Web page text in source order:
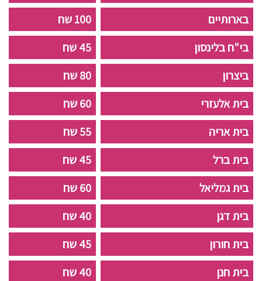
בארותיים
100 שח
בי"ח בלינסון
45 שח
ביצרון
80 שח
בית אלעזרי
60 שח
בית אריה
55 שח
בית ברל
45 שח
בית גמליאל
60 שח
בית דגן
40 שח
בית חורון
45 שח
בית חנן
40 שח